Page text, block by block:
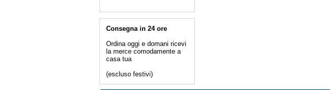
Consegna in 24 ore
Ordina oggi e domani ricevi
la merce comodamente a
casa tua
(escluso festivi)